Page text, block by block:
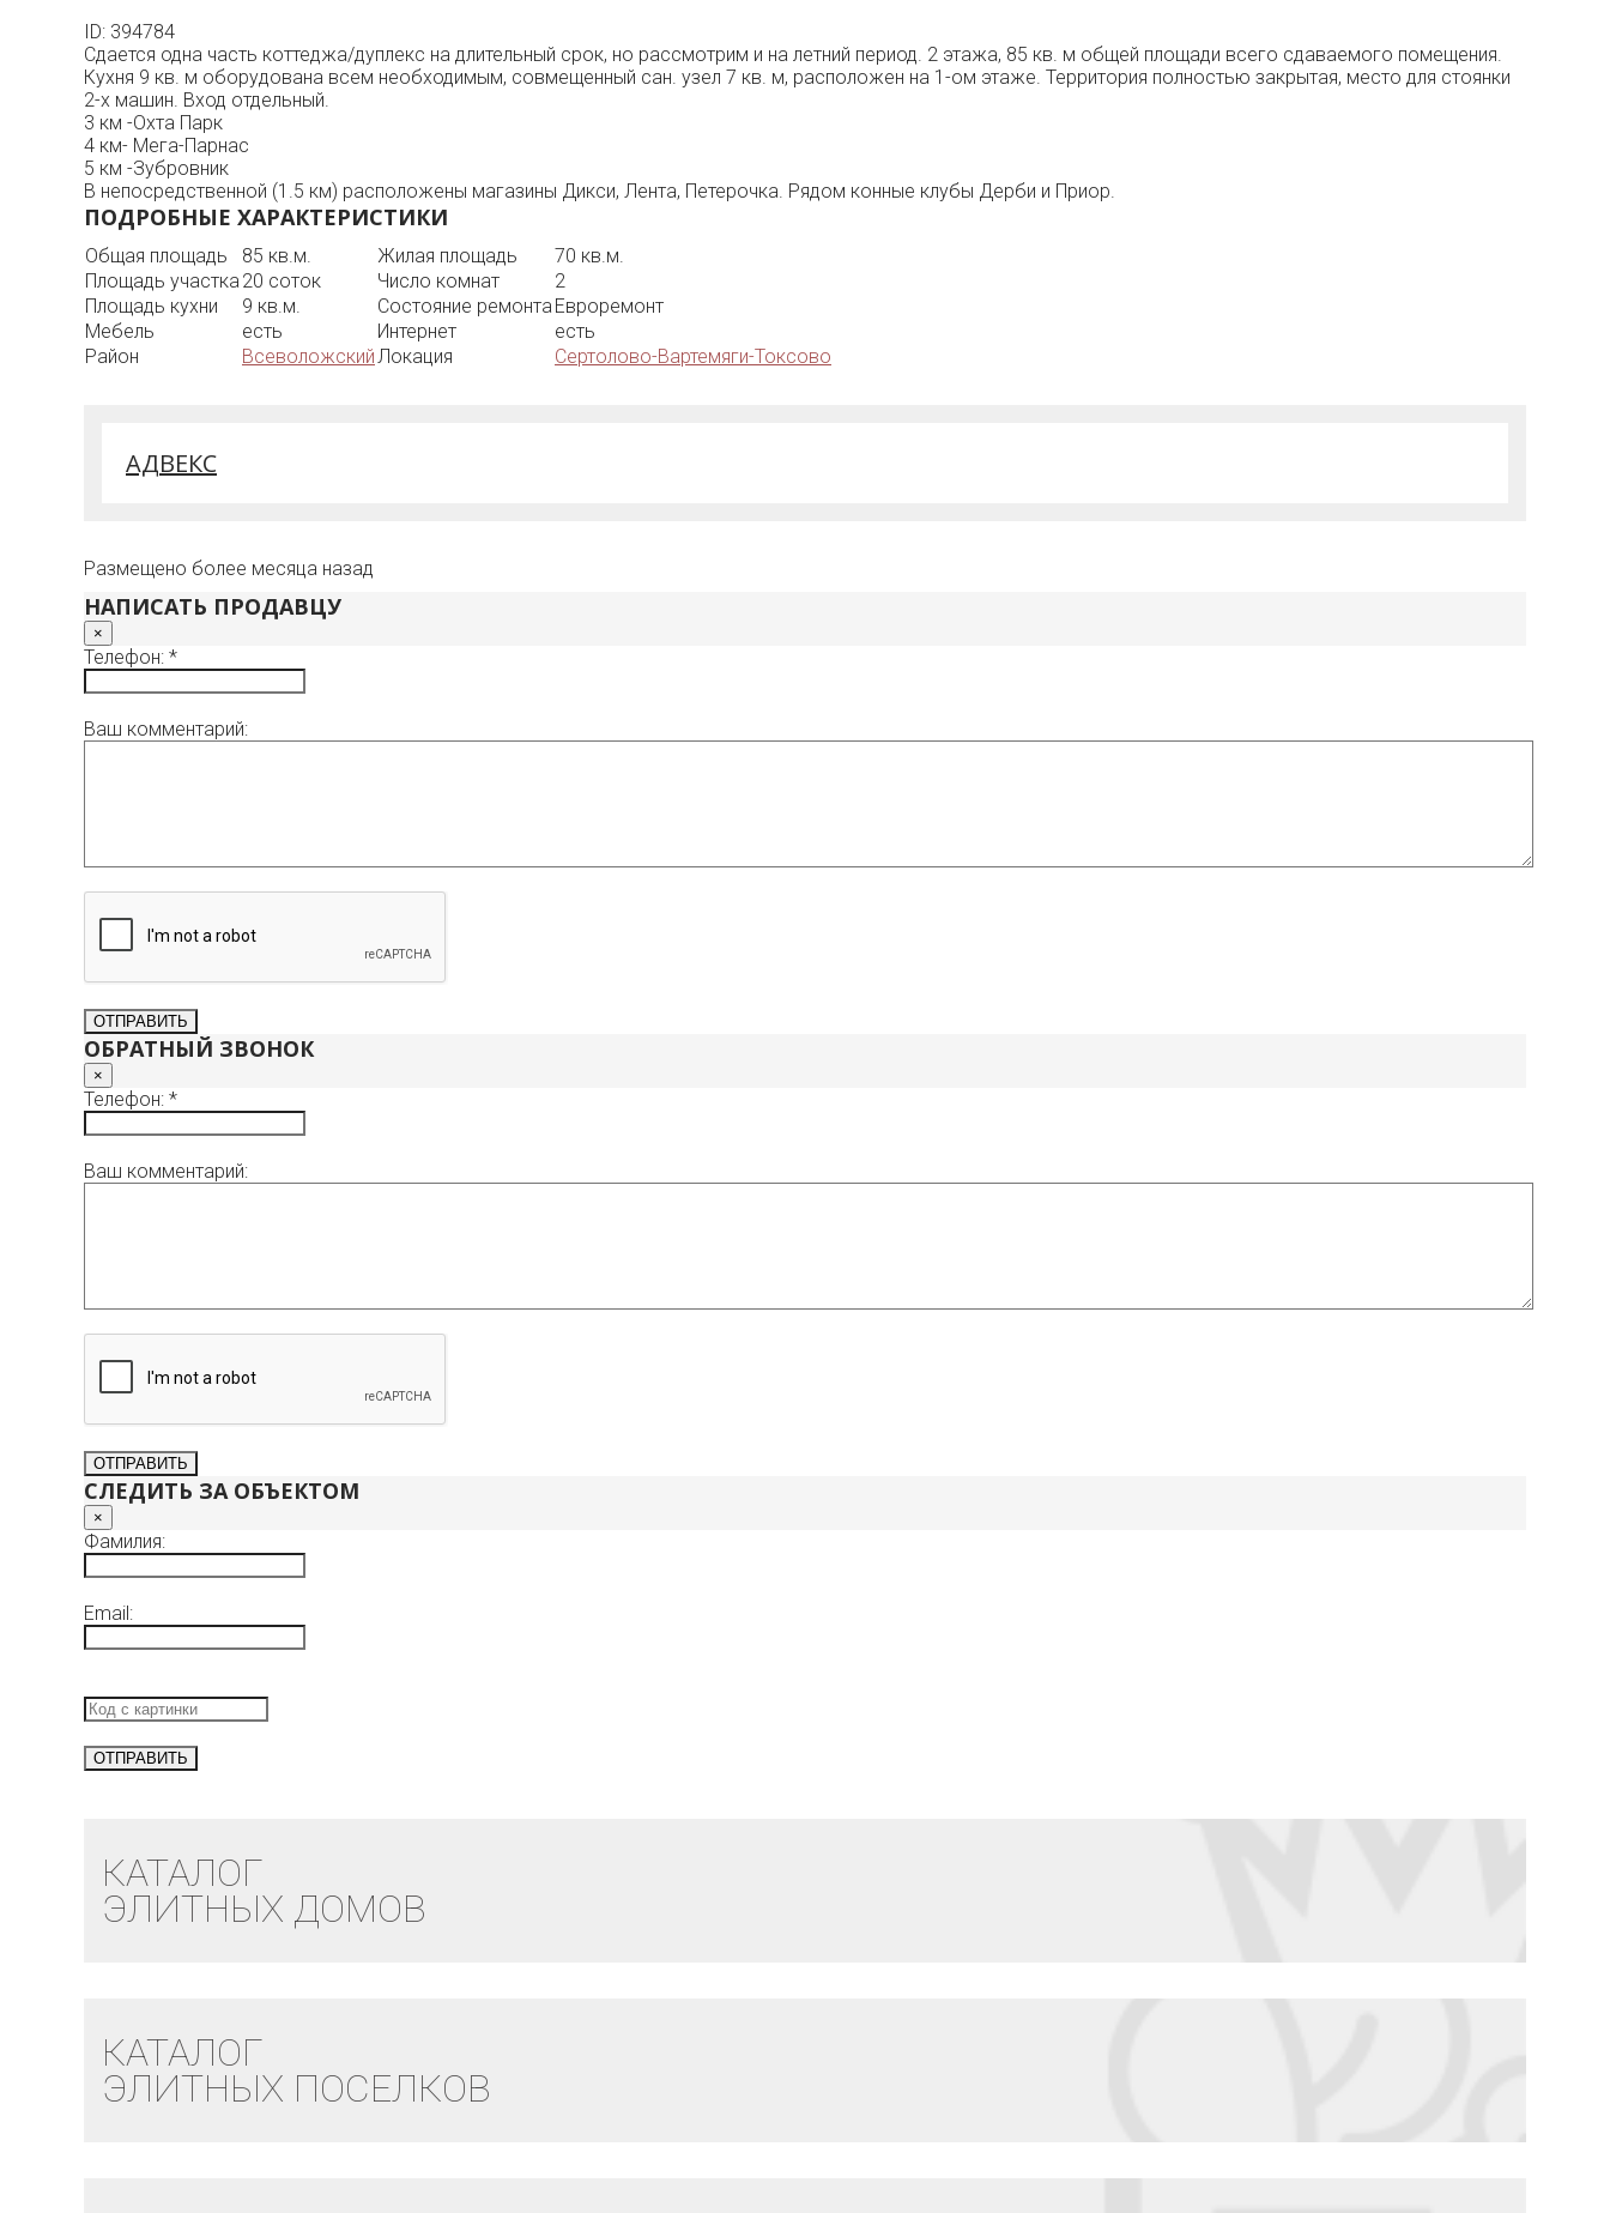
ID: 394784
Сдается одна часть коттеджа/дуплекс на длительный срок, но рассмотрим и на летний период. 2 этажа, 85 кв. м общей площади всего сдаваемого помещения.
Кухня 9 кв. м оборудована всем необходимым, совмещенный сан. узел 7 кв. м, расположен на 1-ом этаже. Территория полностью закрытая, место для стоянки
2-х машин. Вход отдельный.
3 км -Охта Парк
4 км- Мега-Парнас
5 км -Зубровник
В непосредственной (1.5 км) расположены магазины Дикси, Лента, Петерочка. Рядом конные клубы Дерби и Приор.
ПОДРОБНЫЕ ХАРАКТЕРИСТИКИ
Общая площадь 85 кв.м. Жилая площадь
70 кв.м.
Площадь участка 20 соток Число комнат
2
Площадь кухни
9 кв.м. Состояние ремонта Евроремонт
Мебель
есть Интернет
есть
Район
Всеволожский Локация Сертолово-Вартемяги-Токсово
АДВЕКС
Размещено более месяца назад
НАПИСАТЬ ПРОДАВЦУ
×
Телефон: *
Ваш комментарий:
ОБРАТНЫЙ ЗВОНОК
×
Телефон: *
Ваш комментарий:
СЛЕДИТЬ ЗА ОБЪЕКТОМ
×
Фамилия:
Email:
КАТАЛОГ
ЭЛИТНЫХ ДОМОВ
КАТАЛОГ
ЭЛИТНЫХ ПОСЕЛКОВ